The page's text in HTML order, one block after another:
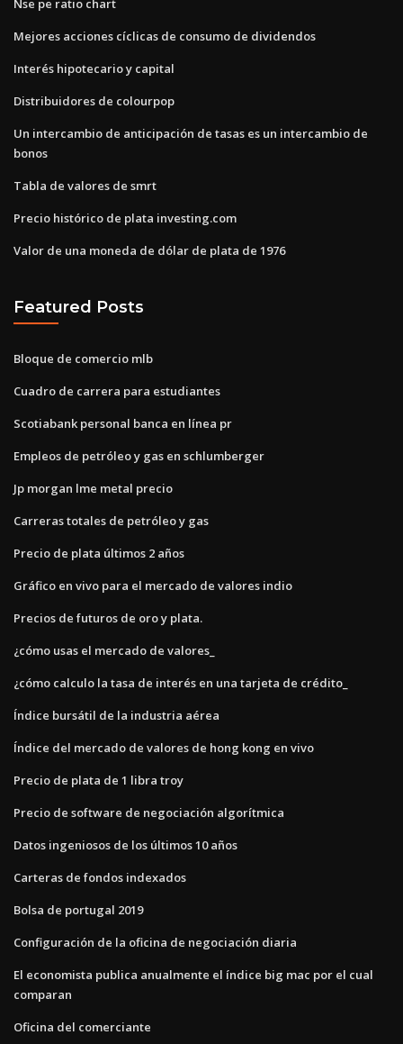
Nse pe ratio chart
Mejores acciones cíclicas de consumo de dividendos
Interés hipotecario y capital
Distribuidores de colourpop
Un intercambio de anticipación de tasas es un intercambio de
bonos
Tabla de valores de smrt
Precio histórico de plata investing.com
Valor de una moneda de dólar de plata de 1976
Featured Posts
Bloque de comercio mlb
Cuadro de carrera para estudiantes
Scotiabank personal banca en línea pr
Empleos de petróleo y gas en schlumberger
Jp morgan lme metal precio
Carreras totales de petróleo y gas
Precio de plata últimos 2 años
Gráfico en vivo para el mercado de valores indio
Precios de futuros de oro y plata.
¿cómo usas el mercado de valores_
¿cómo calculo la tasa de interés en una tarjeta de crédito_
Índice bursátil de la industria aérea
Índice del mercado de valores de hong kong en vivo
Precio de plata de 1 libra troy
Precio de software de negociación algorítmica
Datos ingeniosos de los últimos 10 años
Carteras de fondos indexados
Bolsa de portugal 2019
Configuración de la oficina de negociación diaria
El economista publica anualmente el índice big mac por el cual
comparan
Oficina del comerciante